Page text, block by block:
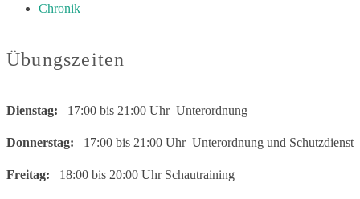
Chronik
Übungszeiten
Dienstag: 17:00 bis 21:00 Uhr Unterordnung
Donnerstag: 17:00 bis 21:00 Uhr Unterordnung und Schutzdienst
Freitag: 18:00 bis 20:00 Uhr Schautraining